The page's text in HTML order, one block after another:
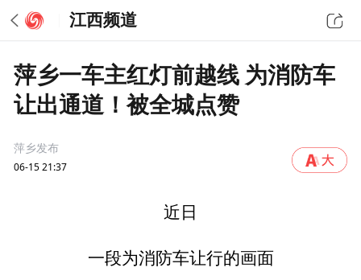
江西频道
萍乡一车主红灯前越线 为消防车
让出通道！被全城点赞
萍乡发布
06-15 21:37
近日
一段为消防车让行的画面